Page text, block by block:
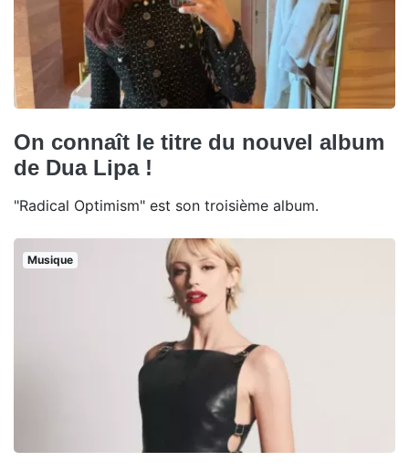
On connaît le titre du nouvel album
de Dua Lipa !
"Radical Optimism" est son troisième album.
Musique